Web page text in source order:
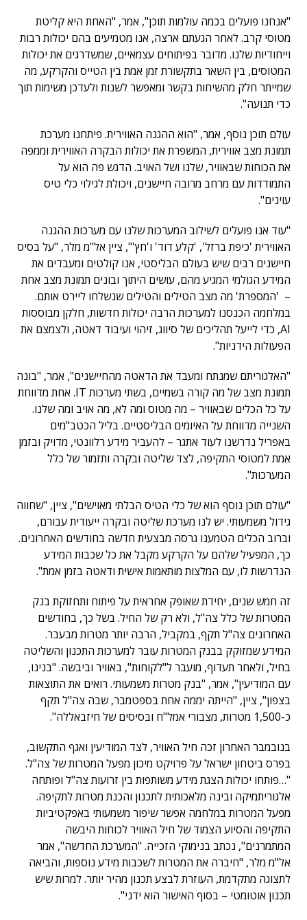
"אנחנו פועלים בכמה עולמות תוכן", אמר, "האחת היא קליטת
מטוסי קרב. לאחר הגעתם ארצה, אנו מטמיעים בהם יכולות רבות
וייחודיות שלנו. מדובר בפיתוחים עצמאיים, שמשדרגים את יכולות
המטוסים, בין השאר בתקשורת זמן אמת בין הטייס והקרקע, מה
שמייתר חלק מהשיחות בקשר ומאפשר לשנות ולעדכן משימות תוך
כדי תנועה".
עולם תוכן נוסף, אמר, "הוא ההגנה האווירית. פיתחנו מערכת
תמונת מצב אווירית, המשפרת את יכולות הבקרה האווירית וממפה
את הכוחות שבאוויר, שלנו ושל האויב. הדגש פה הוא על
התמודדות עם מרחב מרובה חיישנים, ויכולת לגילוי כלי טיס
עוינים".
"עוד אנו פועלים לשילוב המערכות שלנו עם מערכות ההגנה
האווירית 'כיפת ברזל', 'קלע דוד' ו'חץ'", ציין אל"מ מלר, "על בסיס
חיישנים רבים שיש בעולם הבליסטי, אנו קולטים ומעבדים את
המידע הגולמי המגיע מהם, עושים היתוך ובונים תמונת מצב אחת
– 'המספרת' מה מצב הטילים והטילים שנשלחו ליירט אותם.
במלחמה הכנסנו למערכות הרבה יכולות חדשות, חלקן מבוססות
AI, כדי לייעל תהליכים של סיווג, זיהוי ועיבוד דאטה, ולצמצם את
הפעולות הידניות".
"האלגוריתם שמנתח ומעבד את הדאטה מהחיישנים", אמר, "בונה
תמונת מצב של מה קורה בשמיים, בשתי מערכות IT. אחת מדווחת
על כל הכלים שבאוויר – מה מטוס ומה לא, מה אויב ומה שלנו.
השנייה מדווחת על האיומים הבליסטיים. בליל הכטב"מים
באפריל נדרשנו לעוד אתגר – להעביר מידע רלוונטי, מדויק ובזמן
אמת למטוסי התקיפה, לצד שליטה ובקרה ותזמור של כלל
המערכות".
"עולם תוכן נוסף הוא של כלי הטיס הבלתי מאוישים", ציין, "שחווה
גידול משמעותי. יש לנו מערכת שליטה ובקרה ייעודית עבורם,
וברוב הכלים הטמענו גרסה מבצעית חדשה בחודשים האחרונים.
כך, המפעיל שלהם על הקרקע מקבל את כל שכבות המידע
הנדרשות לו, עם המלצות מותאמות אישית ודאטה בזמן אמת".
זה חמש שנים, יחידת שאופק אחראית על פיתוח ותחזוקת בנק
המטרות של כלל צה"ל, ולא רק של החיל. בשל כך, בחודשים
האחרונים צה"ל תקף, במקביל, הרבה יותר מטרות מבעבר.
המידע שמזוקק בבנק המטרות עובר למערכות התכנון והשליטה
בחיל, ולאחר תעדוף, מועבר ל"לקוחות", באוויר וביבשה. "בנינו,
עם המודיעין", אמר, "בנק מטרות משמעותי. רואים את התוצאות
בצפון", ציין, "הייתה יממה אחת בספטמבר, שבה צה"ל תקף
כ-1,500 מטרות, מצבורי אמל"ח ובסיסים של חיזבאללה".
בנובמבר האחרון זכה חיל האוויר, לצד המודיעין ואגף התקשוב,
בפרס ביטחון ישראל על פרויקט מיכון מפעל המטרות של צה"ל.
"…פותחו יכולות הצגת מידע משותפות בין זרועות צה"ל ופותחה
אלגוריתמיקה ובינה מלאכותית לתכנון והכנת מטרות לתקיפה.
מפעל המטרות במלחמה אפשר שיפור משמעותי באפקטיביות
התקיפה והסיוע הצמוד של חיל האוויר לכוחות היבשה
המתמרנים", נכתב בנימוקי הזכייה. "המערכת החדשה", אמר
אל"מ מלר, "חיברה את המטרות לשכבות מידע נוספות, והביאה
לתצוגה מתקדמת, העוזרת לבצע תכנון מהיר יותר. למרות שיש
תכנון אוטומטי – בסוף האישור הוא ידני".